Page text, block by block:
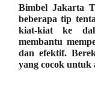
Bimbel Jakarta
beberapa tip
kiat-kiat ke
membantu
dan efektif.
yang cocok untuk